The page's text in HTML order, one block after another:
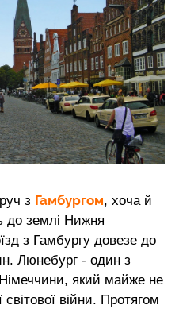
з Гамбургом, хоча й
до землі Нижня
з Гамбургу довезе до
Люнебург - один з
Німеччини, який майже не
війни. Протягом